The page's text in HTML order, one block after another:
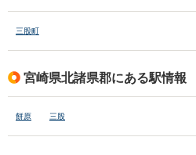
三股町
宮崎県北諸県郡にある駅情報
餅原 三股